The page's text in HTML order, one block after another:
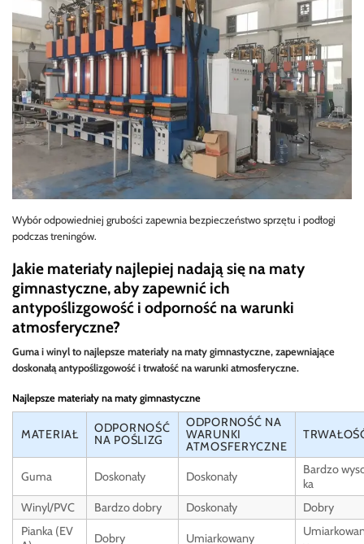
Wybór odpowiedniej grubości zapewnia bezpieczeństwo sprzętu i podłogi
podczas treningów.
Jakie materiały najlepiej nadają się na maty
gimnastyczne, aby zapewnić ich
antypoślizgowość i odporność na warunki
atmosferyczne?
Guma i winyl to najlepsze materiały na maty gimnastyczne, zapewniające
doskonałą antypoślizgowość i trwałość na warunki atmosferyczne.
Najlepsze materiały na maty gimnastyczne
MATERIAŁ
ODPORNOŚĆ
NA POŚLIZG
ODPORNOŚĆ NA
WARUNKI
ATMOSFERYCZNE
Guma Doskonały Doskonały
Bardzo
ka
Winyl/PVC
Bardzo dobry Doskonały
Dobry
Pianka (EV
Dobry Umiarkowany